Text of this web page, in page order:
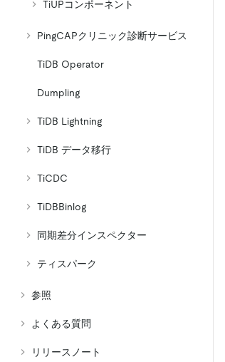
TiUPコンポーネント
PingCAPクリニック診断サービス
TiDB Operator
Dumpling
TiDB Lightning
TiDB データ移行
TiCDC
TiDBBinlog
同期差分インスペクター
ティスパーク
参照
よくある質問
リリースノート